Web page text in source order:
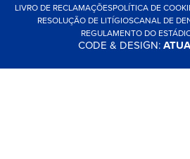
LIVRO DE RECLAMAÇÕESPOLÍTICA DE
RESOLUÇÃO DE LITÍGIOSCANAL DE
REGULAMENTO DO
CODE & DESIGN: